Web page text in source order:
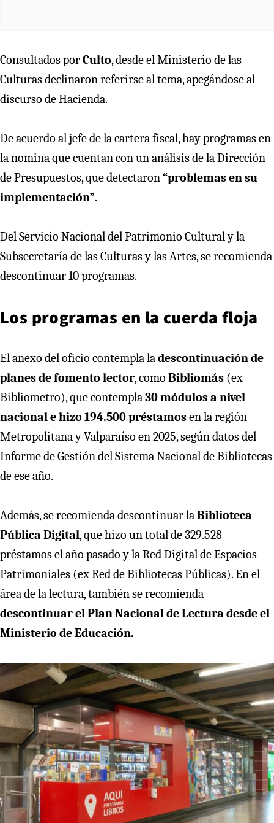
Consultados porCulto, desde el Ministerio de las
Culturas declinaron referirse al tema, apegándose al
discurso de Hacienda.
De acuerdo al jefe de la cartera fiscal, hay programas en
la nomina que cuentan con un análisis de la Dirección
de Presupuestos, que detectaron“problemas en su
implementación”.
Del Servicio Nacional del Patrimonio Cultural y la
Subsecretaría de las Culturas y las Artes, se recomienda
descontinuar 10 programas.
Los programas en la cuerda floja
El anexo del oficio contempla ladescontinuación de
planes de fomento lector, como Bibliomás (ex
Bibliometro), que contempla30 módulos a nivel
nacional e hizo 194.500 préstamosen la región
Metropolitana y Valparaíso en 2025, según datos del
Informe de Gestión del Sistema Nacional de Bibliotecas
de ese año.
Además, se recomienda descontinuar laBiblioteca
Pública Digital, que hizo un total de 329.528
préstamos el año pasado y la Red Digital de Espacios
Patrimoniales (ex Red de Bibliotecas Públicas). En el
área de la lectura, también se recomienda
descontinuar el Plan Nacional de Lectura desde el
Ministerio de Educación.